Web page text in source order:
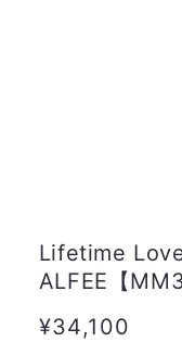
Lifetime
ALFEE【
通
¥34,100